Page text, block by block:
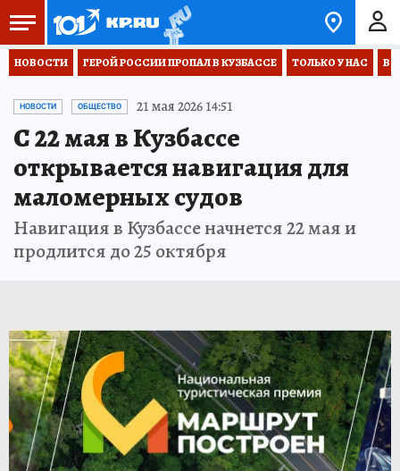
НОВОСТИ ГЕРОЙ РОССИИ ПРОПАЛ В КУЗБАССЕ ТОЛЬКО У НАС
НОВОСТИ ОБЩЕСТВО 21 мая 2026 14:51
С 22 мая в Кузбассе
открывается навигация для
маломерных судов
Навигация в Кузбассе начнется 22 мая и
продлится до 25 октября